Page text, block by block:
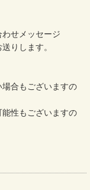
せメッセージ
りします。
合もございますの
性もございますの